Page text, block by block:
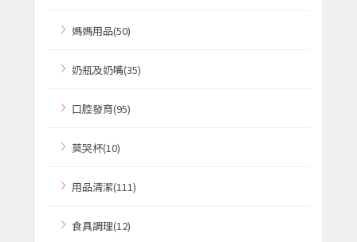
媽媽用品(50)
奶瓶及奶嘴(35)
口腔發育(95)
莫哭杯(10)
用品清潔(111)
食具調理(12)